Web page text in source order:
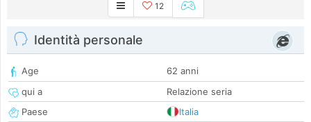
12
Identità personale
Age
62 anni
qui a
Relazione seria
Paese
Italia